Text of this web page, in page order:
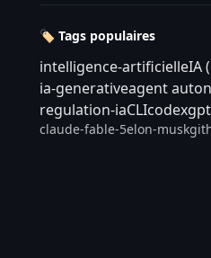
🏷️ Tags populaires
intelligence-artificielleIA
ia-generativeagent
regulation-iaCLIcodex
claude-fable-5elon-musk